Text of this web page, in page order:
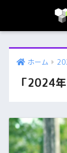
ホーム
「2024